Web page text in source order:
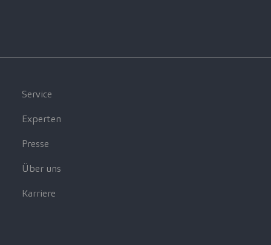
Service
Experten
Presse
Über uns
Karriere